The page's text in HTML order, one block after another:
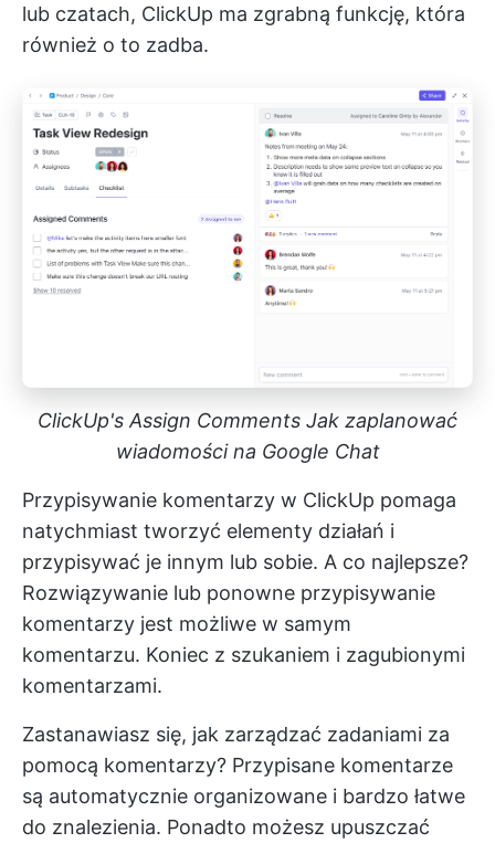
lub czatach, ClickUp ma zgrabną funkcję, która
również o to zadba.
ClickUp's Assign Comments Jak zaplanować
wiadomości na Google Chat
Przypisywanie komentarzy w ClickUp pomaga
natychmiast tworzyć elementy działań i
przypisywać je innym lub sobie. A co najlepsze?
Rozwiązywanie lub ponowne przypisywanie
komentarzy jest możliwe w samym
komentarzu. Koniec z szukaniem i zagubionymi
komentarzami.
Zastanawiasz się, jak zarządzać zadaniami za
pomocą komentarzy? Przypisane komentarze
są automatycznie organizowane i bardzo łatwe
do znalezienia. Ponadto możesz upuszczać